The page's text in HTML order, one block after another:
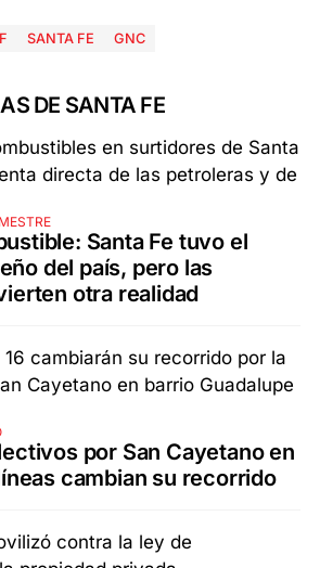
SANTA FE GNC
DE SANTA FE
Santa Fe tuvo el
del país, pero las
otra realidad
por San Cayetano en
cambian su recorrido